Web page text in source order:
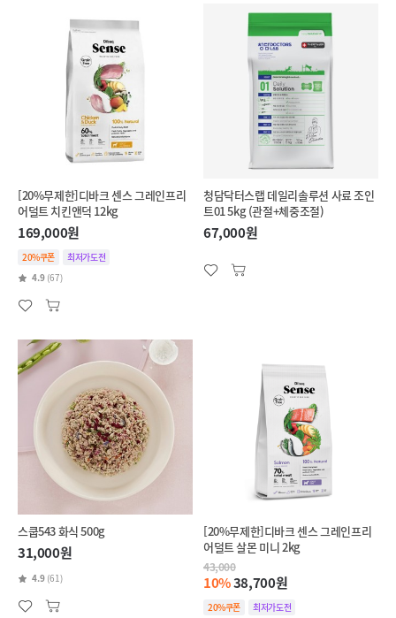
[20%무제한]디바크 센스 그레인프리
어덜트 치킨앤덕 12kg
169,000원
20%쿠폰
최저가도전
4.9 (67)
청담닥터스랩 데일리솔루션 사료 조인
트01 5kg (관절+체중조절)
67,000원
스쿱543 화식 500g
31,000원
4.9 (61)
[20%무제한]디바크 센스 그레인프리
어덜트 살몬 미니 2kg
43,000
10%38,700원
20%쿠폰 최저가도전